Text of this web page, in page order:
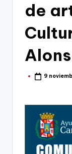
de
Publicado
9